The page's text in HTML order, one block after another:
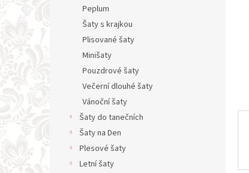
Peplum
Šaty s krajkou
Plisované šaty
Minišaty
Pouzdrové šaty
Večerní dlouhé šaty
Vánoční šaty
Šaty do tanečních
Šaty na Den
Plesové šaty
Letní šaty